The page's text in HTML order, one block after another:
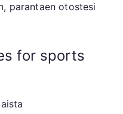
parantaen otostesi
for sports